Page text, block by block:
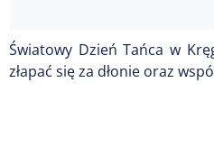
Światowy Dzień Tańca w
złapać się za dłonie oraz